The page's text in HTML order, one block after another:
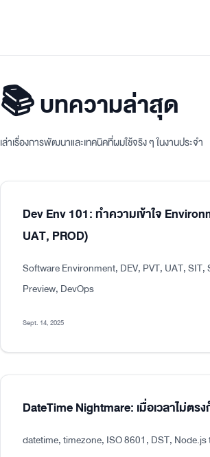
📚 บทความล่าสุด
เล่าเรื่องการพัฒนาและเทคนิคที่ผมใช้จริง ๆ ในงานประจำ
Dev Env 101: ทำความเข้าใจ
UAT, PROD)
Software Environment, DEV, PVT, UAT,
Preview, DevOps
Sept. 14, 2025
DateTime Nightmare: เมื่อเวลาไม่ตร
datetime, timezone, ISO 8601, DST,